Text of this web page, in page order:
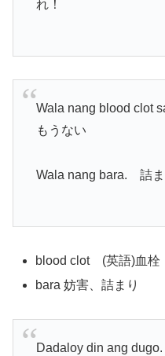
れ！
Wala nang blood clot
もうない
Wala nang bara. 詰
blood clot (英語)血栓
bara 妨害、詰まり
Dadaloy din ang